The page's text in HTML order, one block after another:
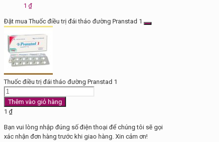
1 ₫
Đặt mua Thuốc điều trị đái tháo đường Pranstad 1
Thuốc điều trị đái tháo đường Pranstad 1
Thuốc
điều
trị
tháo
đường
Thêm vào giỏ hàng
1 ₫
Bạn vui lòng nhập đúng số điện thoại để chúng tôi sẽ gọi
xác nhận đơn hàng trước khi giao hàng. Xin cảm ơn!